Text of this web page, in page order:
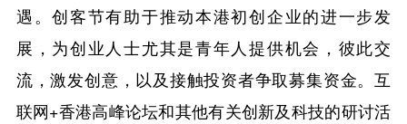
遇。创客节有助于推动本港初创企业的进一步发
展，为创业人士尤其是青年人提供机会，彼此交
流，激发创意，以及接触投资者争取募集资金。互
联网+香港高峰论坛和其他有关创新及科技的研讨活